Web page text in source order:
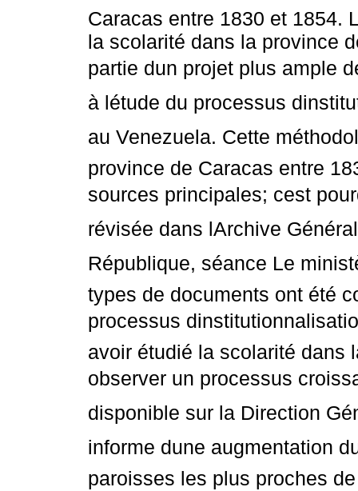
Caracas entre 1830 et 1854.
la scolarité dans la province
partie dun projet plus ample
à létude du processus
au Venezuela. Cette
province de Caracas entre
sources principales; cest
révisée dans lArchive
République, séance Le
types de documents ont été
processus
avoir étudié la scolarité dans
observer un processus
disponible sur la Direction
informe dune augmentation
paroisses les plus proches